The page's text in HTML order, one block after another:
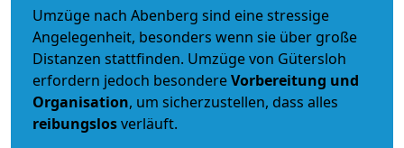
Umzüge nach Abenberg sind eine stressige
Angelegenheit, besonders wenn sie über große
Distanzen stattfinden. Umzüge von Gütersloh
erfordern jedoch besondereVorbereitung und
Organisation, um sicherzustellen, dass alles
reibungslosverläuft.